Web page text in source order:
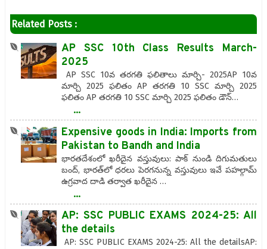
Related Posts :
AP SSC 10th Class Results March-
2025
AP SSC 10వ తరగతి ఫలితాలు మార్చి- 2025AP 10వ
మార్చి 2025 ఫలితం AP తరగతి 10 SSC మార్చి 2025
ఫలితం AP తరగతి 10 SSC మార్చి 2025 ఫలితం డౌన్…
...
Expensive goods in India: Imports from
Pakistan to Bandh and India
భారతదేశంలో ఖరీదైన వస్తువులు: పాక్ నుండి దిగుమతులు
బంద్, భారత్‌లో ధరలు పెరగనున్న వస్తువులు ఇవే పహల్గామ్
ఉగ్రవాద దాడి తర్వాత ఖరీదైన …
...
AP: SSC PUBLIC EXAMS 2024-25: All
the details
AP: SSC PUBLIC EXAMS 2024-25: All the detailsAP: